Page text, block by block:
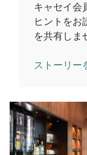
キャセイ会
ヒントをお
を共有しま
ストーリー